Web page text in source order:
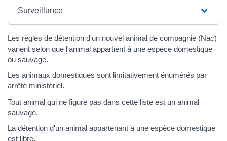
Surveillance
Les règles de détention d'un nouvel animal de compagnie (Nac)
varient selon que l'animal appartient à une espèce domestique
ou sauvage.
Les animaux domestiques sont limitativement énumérés par
arrêté ministériel.
Tout animal qui ne figure pas dans cette liste est un animal
sauvage.
La détention d'un animal appartenant à une espèce domestique
est libre.